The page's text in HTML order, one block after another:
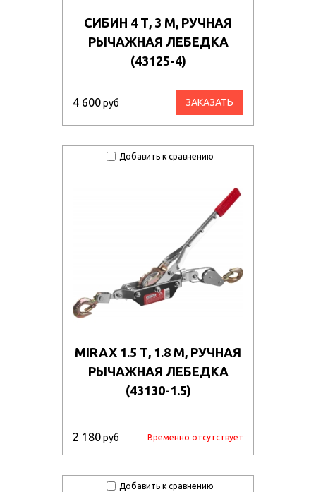
СИБИН 4 Т, 3 М, РУЧНАЯ
РЫЧАЖНАЯ ЛЕБЕДКА
(43125-4)
4 600руб ЗАКАЗАТЬ
Добавить к сравнению
MIRAX 1.5 Т, 1.8 М, РУЧНАЯ
РЫЧАЖНАЯ ЛЕБЕДКА
(43130-1.5)
2 180руб Временно отсутствует
Добавить к сравнению